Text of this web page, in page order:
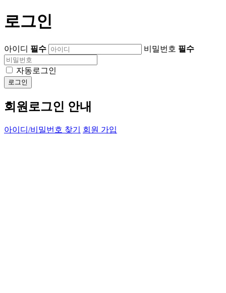
로그인
아이디 필수 비밀번호 필수
자동로그인
로그인
회원로그인 안내
아이디/비밀번호 찾기 회원 가입